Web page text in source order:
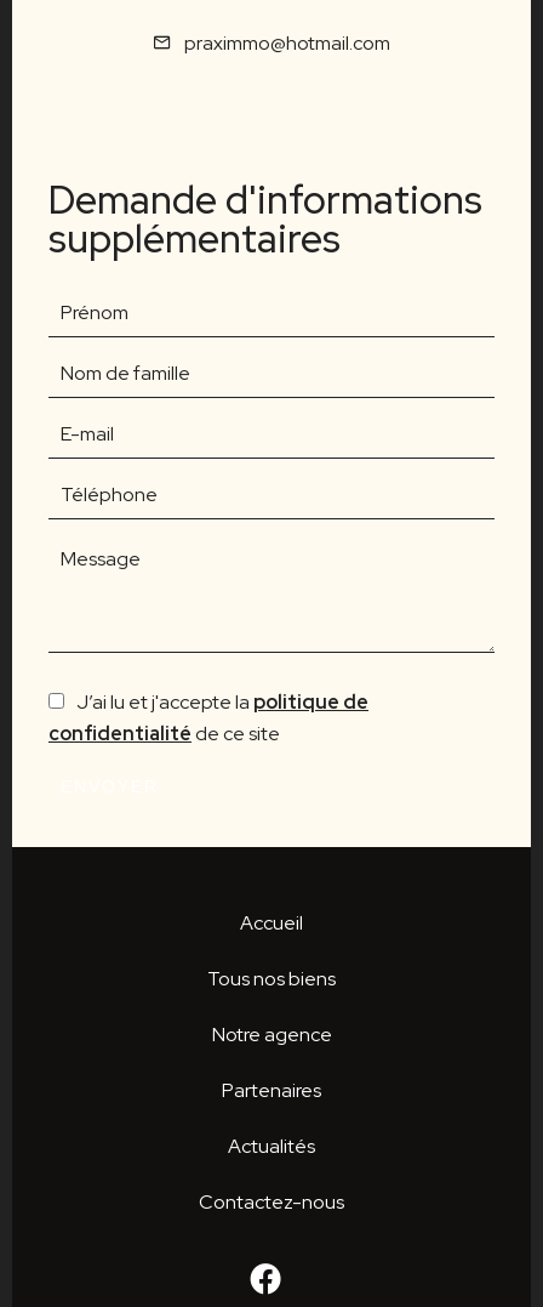
praximmo@hotmail.com
Demande d'informations
supplémentaires
J’ai lu et j'accepte la politique de
confidentialitéde ce site
Accueil
Tous nos biens
Notre agence
Partenaires
Actualités
Contactez-nous